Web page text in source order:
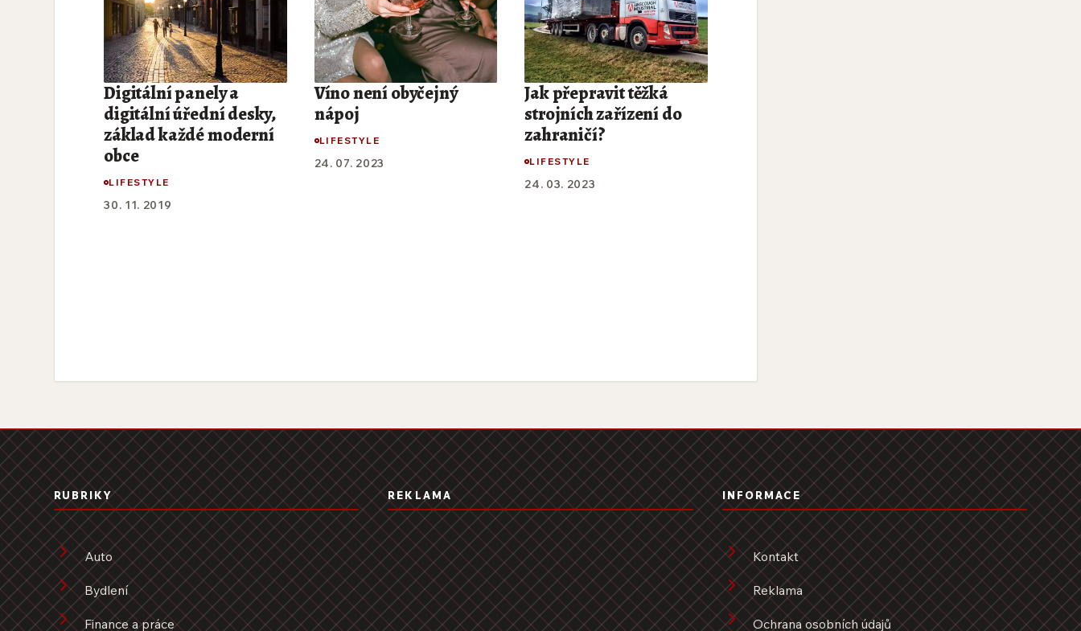
Digitální panely a
digitální úřední desky,
základ každé moderní
obce
LIFESTYLE
30. 11. 2019
Víno není obyčejný
nápoj
LIFESTYLE
24. 07. 2023
Jak přepravit těžká
strojních zařízení do
zahraničí?
LIFESTYLE
24. 03. 2023
RUBRIKY
Auto
Bydlení
Finance a práce
REKLAMA INFORMACE
Kontakt
Reklama
Ochrana osobních údajů